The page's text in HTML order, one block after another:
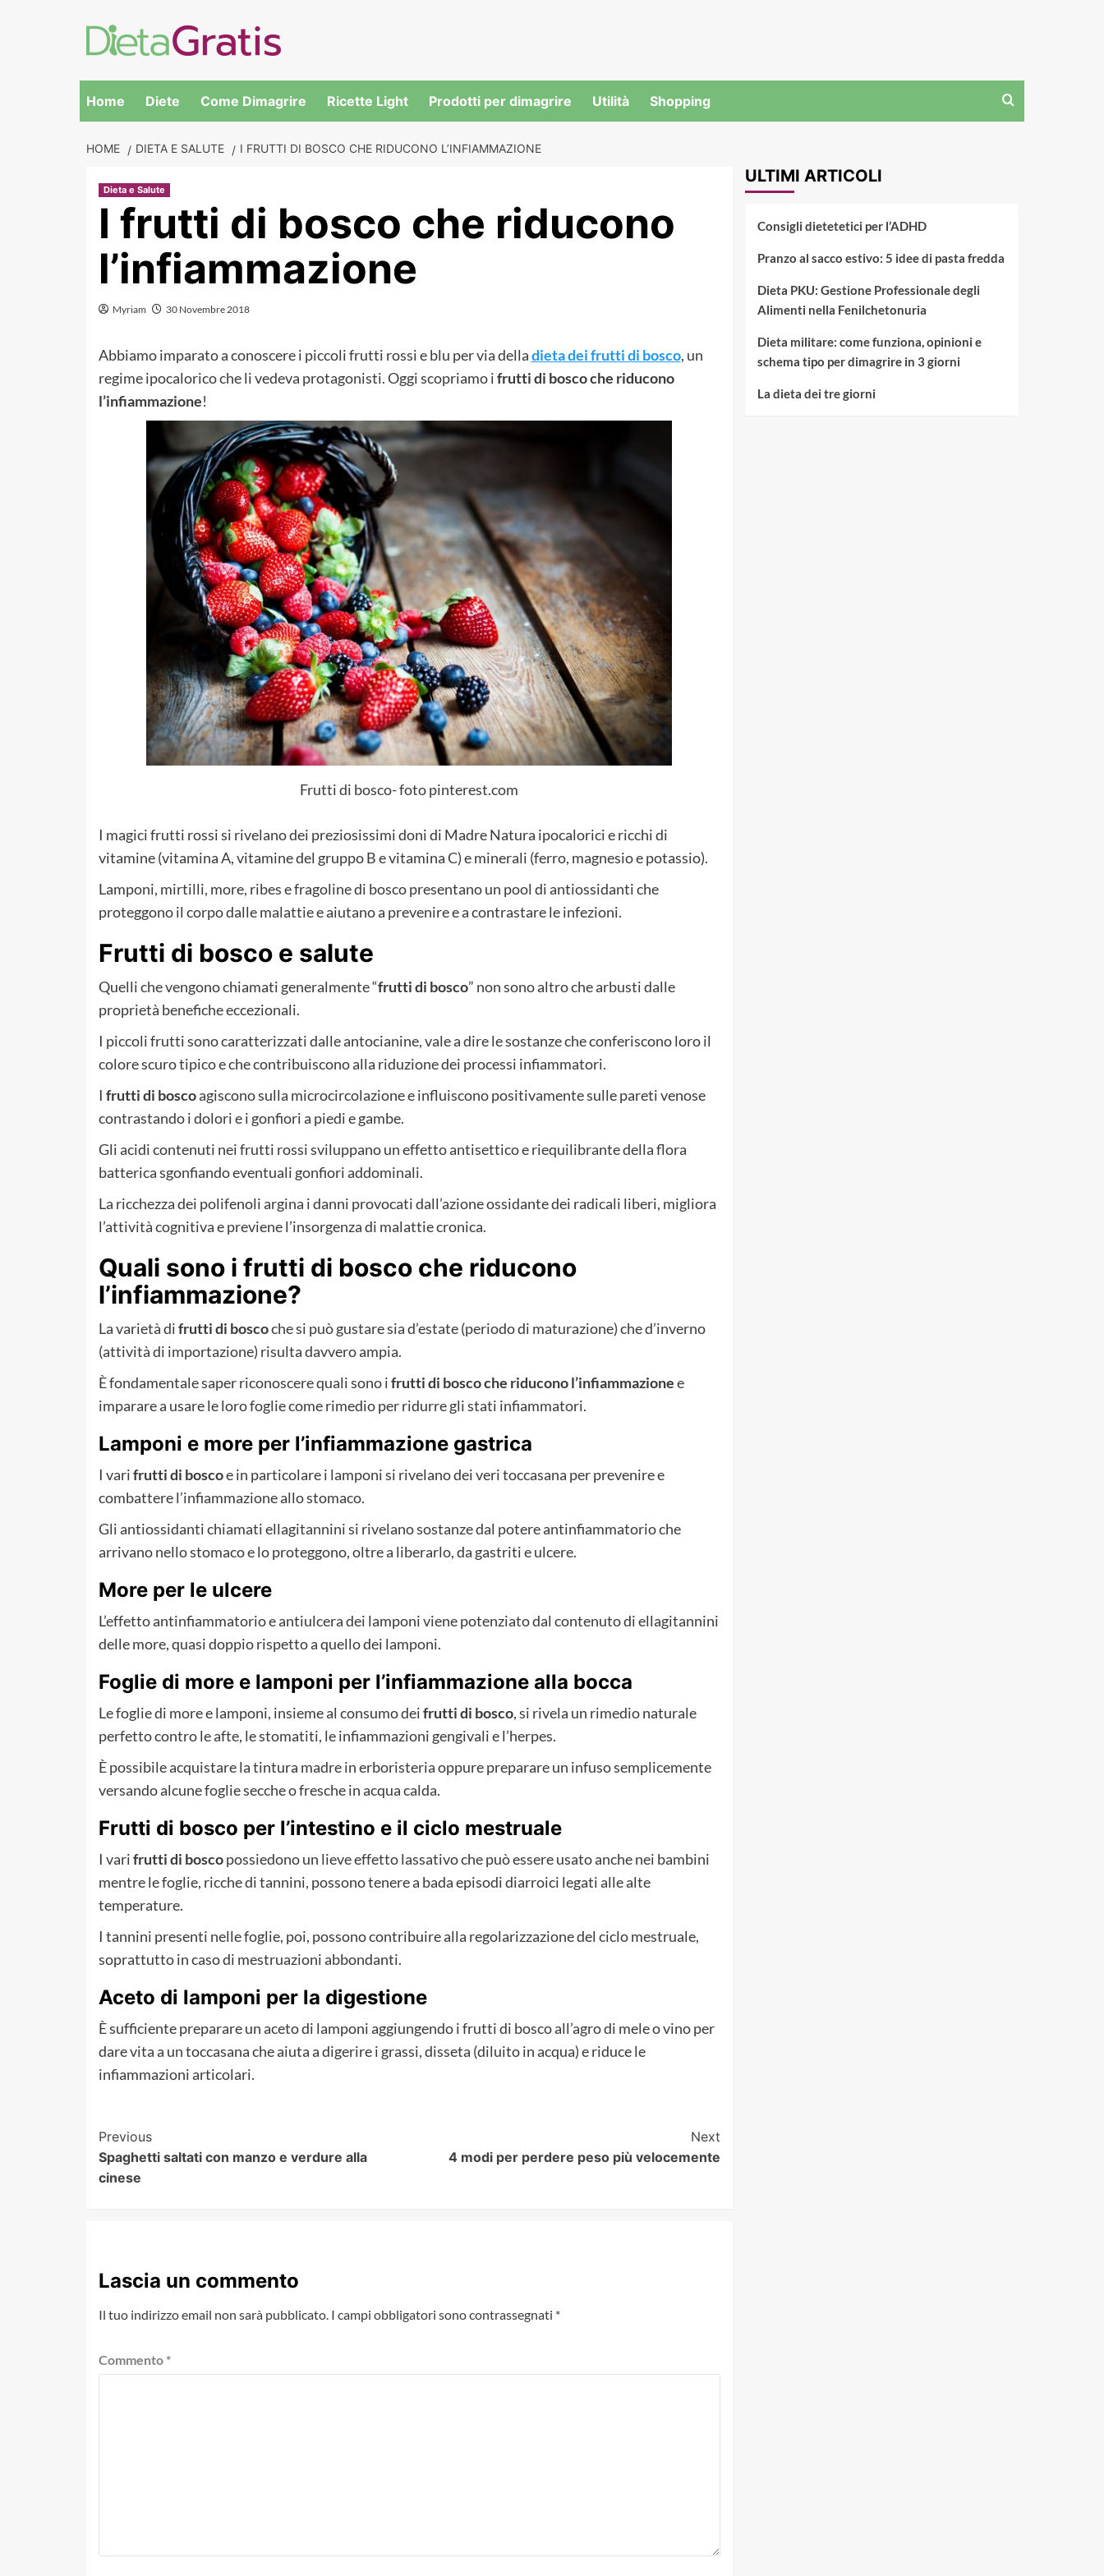
to
content
Home Diete Come Dimagrire Ricette Light Prodotti per dimagrire Utilità Shopping
HOME DIETA E SALUTE I FRUTTI DI BOSCO CHE RIDUCONO L’INFIAMMAZIONE
Dieta e Salute
I frutti di bosco che riducono
l’infiammazione
Myriam 30 Novembre 2018
Abbiamo imparato a conoscere i piccoli frutti rossi e blu per via delladieta dei frutti di bosco, un
regime ipocalorico che li vedeva protagonisti. Oggi scopriamo ifrutti di bosco che riducono
l’infiammazione!
Frutti di bosco- foto pinterest.com
I magici frutti rossi si rivelano dei preziosissimi doni di Madre Natura ipocalorici e ricchi di
vitamine (vitamina A, vitamine del gruppo B e vitamina C) e minerali (ferro, magnesio e potassio).
Lamponi, mirtilli, more, ribes e fragoline di bosco presentano un pool di antiossidanti che
proteggono il corpo dalle malattie e aiutano a prevenire e a contrastare le infezioni.
Frutti di bosco e salute
Quelli che vengono chiamati generalmente “frutti di bosco” non sono altro che arbusti dalle
proprietà benefiche eccezionali.
I piccoli frutti sono caratterizzati dalle antocianine, vale a dire le sostanze che conferiscono loro il
colore scuro tipico e che contribuiscono alla riduzione dei processi infiammatori.
I frutti di boscoagiscono sulla microcircolazione e influiscono positivamente sulle pareti venose
contrastando i dolori e i gonfiori a piedi e gambe.
Gli acidi contenuti nei frutti rossi sviluppano un effetto antisettico e riequilibrante della flora
batterica sgonfiando eventuali gonfiori addominali.
La ricchezza dei polifenoli argina i danni provocati dall’azione ossidante dei radicali liberi, migliora
l’attività cognitiva e previene l’insorgenza di malattie cronica.
Quali sono i frutti di bosco che riducono
l’infiammazione?
La varietà difrutti di boscoche si può gustare sia d’estate (periodo di maturazione) che d’inverno
(attività di importazione) risulta davvero ampia.
È fondamentale saper riconoscere quali sono ifrutti di bosco che riducono l’infiammazionee
imparare a usare le loro foglie come rimedio per ridurre gli stati infiammatori.
Lamponi e more per l’infiammazione gastrica
I varifrutti di boscoe in particolare i lamponi si rivelano dei veri toccasana per prevenire e
combattere l’infiammazione allo stomaco.
Gli antiossidanti chiamati ellagitannini si rivelano sostanze dal potere antinfiammatorio che
arrivano nello stomaco e lo proteggono, oltre a liberarlo, da gastriti e ulcere.
More per le ulcere
L’effetto antinfiammatorio e antiulcera dei lamponi viene potenziato dal contenuto di ellagitannini
delle more, quasi doppio rispetto a quello dei lamponi.
Foglie di more e lamponi per l’infiammazione alla bocca
Le foglie di more e lamponi, insieme al consumo deifrutti di bosco, si rivela un rimedio naturale
perfetto contro le afte, le stomatiti, le infiammazioni gengivali e l’herpes.
È possibile acquistare la tintura madre in erboristeria oppure preparare un infuso semplicemente
versando alcune foglie secche o fresche in acqua calda.
Frutti di bosco per l’intestino e il ciclo mestruale
I varifrutti di boscopossiedono un lieve effetto lassativo che può essere usato anche nei bambini
mentre le foglie, ricche di tannini, possono tenere a bada episodi diarroici legati alle alte
temperature.
I tannini presenti nelle foglie, poi, possono contribuire alla regolarizzazione del ciclo mestruale,
soprattutto in caso di mestruazioni abbondanti.
Aceto di lamponi per la digestione
È sufficiente preparare un aceto di lamponi aggiungendo i frutti di bosco all’agro di mele o vino per
dare vita a un toccasana che aiuta a digerire i grassi, disseta (diluito in acqua) e riduce le
infiammazioni articolari.
Post
Navigation
Previous
Spaghetti saltati con manzo e verdure alla
cinese
Next
4 modi per perdere peso più velocemente
Lascia un commento
Il tuo indirizzo email non sarà pubblicato. I campi obbligatori sono contrassegnati *
Commento *
ULTIMI ARTICOLI
Consigli dietetetici per l’ADHD
Pranzo al sacco estivo: 5 idee di pasta fredda
Dieta PKU: Gestione Professionale degli
Alimenti nella Fenilchetonuria
Dieta militare: come funziona, opinioni e
schema tipo per dimagrire in 3 giorni
La dieta dei tre giorni